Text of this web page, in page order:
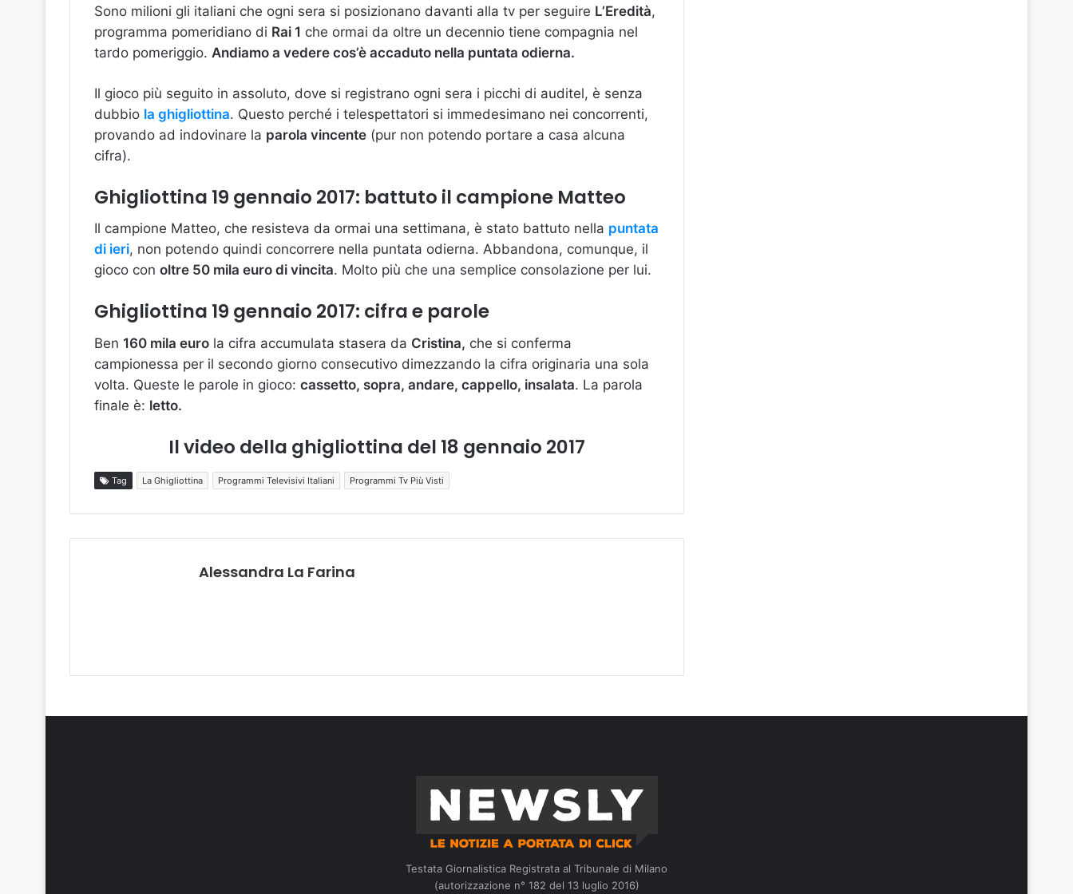
Sono milioni gli italiani che ogni sera si posizionano davanti alla tv per seguire L’Eredità,
programma pomeridiano di Rai 1 che ormai da oltre un decennio tiene compagnia nel
tardo pomeriggio. Andiamo a vedere cos’è accaduto nella puntata odierna.
Il gioco più seguito in assoluto, dove si registrano ogni sera i picchi di auditel, è senza
dubbio la ghigliottina. Questo perché i telespettatori si immedesimano nei concorrenti,
provando ad indovinare la parola vincente (pur non potendo portare a casa alcuna
cifra).
Ghigliottina 19 gennaio 2017: battuto il campione Matteo
Il campione Matteo, che resisteva da ormai una settimana, è stato battuto nella puntata
di ieri, non potendo quindi concorrere nella puntata odierna. Abbandona, comunque, il
gioco con oltre 50 mila euro di vincita. Molto più che una semplice consolazione per lui.
Ghigliottina 19 gennaio 2017: cifra e parole
Ben 160 mila euro la cifra accumulata stasera da Cristina, che si conferma
campionessa per il secondo giorno consecutivo dimezzando la cifra originaria una sola
volta. Queste le parole in gioco: cassetto, sopra, andare, cappello, insalata. La parola
finale è: letto.
Il video della ghigliottina del 18 gennaio 2017
Tag La Ghigliottina Programmi Televisivi Italiani Programmi Tv Più Visti
Alessandra La Farina
Testata Giornalistica Registrata al Tribunale di Milano
(autorizzazione n° 182 del 13 luglio 2016)